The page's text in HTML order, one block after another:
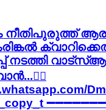
നീതിപുരുത്ത്
നടത്തി